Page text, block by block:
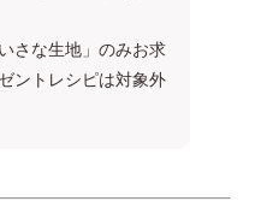
さな生地」のみお求
ントレシピは対象外